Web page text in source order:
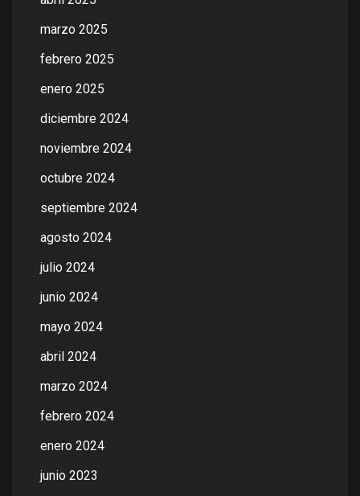
marzo 2025
febrero 2025
enero 2025
diciembre 2024
noviembre 2024
octubre 2024
septiembre 2024
agosto 2024
julio 2024
junio 2024
mayo 2024
abril 2024
marzo 2024
febrero 2024
enero 2024
junio 2023